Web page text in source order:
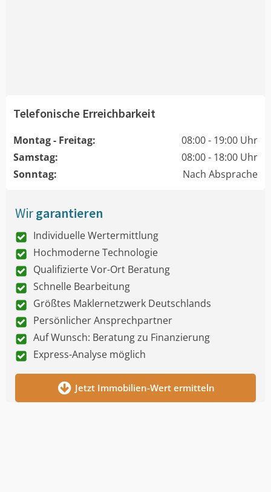
Telefonische Erreichbarkeit
Montag - Freitag:
08:00 - 19:00 Uhr
Samstag:
08:00 - 18:00 Uhr
Sonntag:
Nach Absprache
Wirgarantieren
Individuelle Wertermittlung
Hochmoderne Technologie
Qualifizierte Vor-Ort Beratung
Schnelle Bearbeitung
Größtes Maklernetzwerk Deutschlands
Persönlicher Ansprechpartner
Auf Wunsch: Beratung zu Finanzierung
Express-Analyse möglich
Jetzt Immobilien-Wert ermitteln